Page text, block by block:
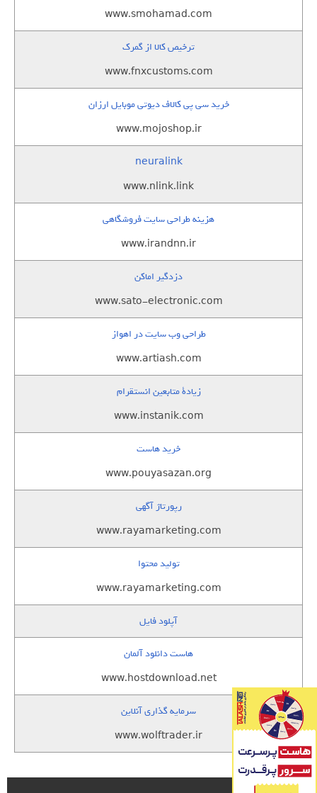
www.smohamad.com
ترخیص کالا از گمرک
www.fnxcustoms.com
خرید سی پی کالاف دیوتی موبایل ارزان
www.mojoshop.ir
neuralink
www.nlink.link
هزینه طراحی سایت فروشگاهی
www.irandnn.ir
دزدگیر اماکن
www.sato-electronic.com
طراحی وب سایت در اهواز
www.artiash.com
زيادة متابعين انستقرام
www.instanik.com
خرید هاست
www.pouyasazan.org
رپورتاژ آگهی
www.rayamarketing.com
تولید محتوا
www.rayamarketing.com
آپلود فایل
هاست دانلود آلمان
www.hostdownload.net
سرمایه گذاری آنلاین
www.wolftrader.ir